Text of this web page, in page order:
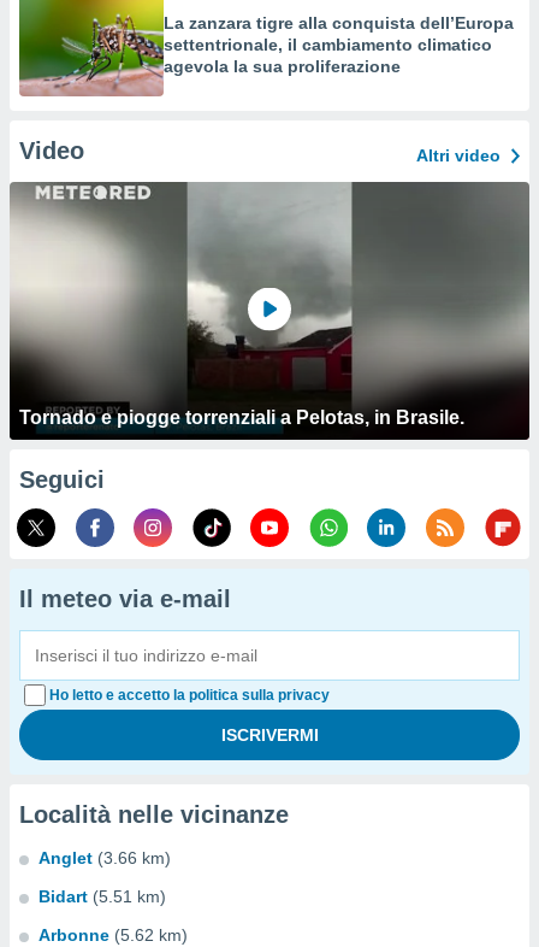
La zanzara tigre alla conquista dell’Europa
settentrionale, il cambiamento climatico
agevola la sua proliferazione
Video Altri video
Tornado e piogge torrenziali a Pelotas, in Brasile.
Seguici
Il meteo via e-mail
Ho letto e accetto la politica sulla privacy
Località nelle vicinanze
Anglet (3.66 km)
Bidart (5.51 km)
Arbonne (5.62 km)